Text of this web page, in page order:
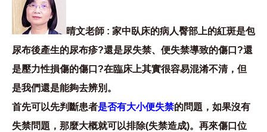
晴文老師 : 家中臥床的病人臀部上的紅斑是包
尿布後產生的尿布疹?還是尿失禁、便失禁導致的傷口?還
是壓力性損傷的傷口?在臨床上其實很容易混淆不清，但
是我們還是能夠去辨別。
首先可以先判斷患者是否有大小便失禁的問題，如果沒有
失禁問題，那麼大概就可以排除(失禁造成)。再來傷口位